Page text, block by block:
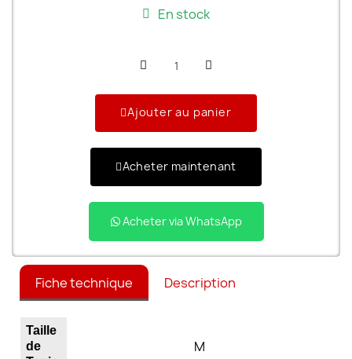
En stock
Ajouter au panier
Acheter maintenant
Acheter via WhatsApp
Fiche technique Description
Taille
de
M